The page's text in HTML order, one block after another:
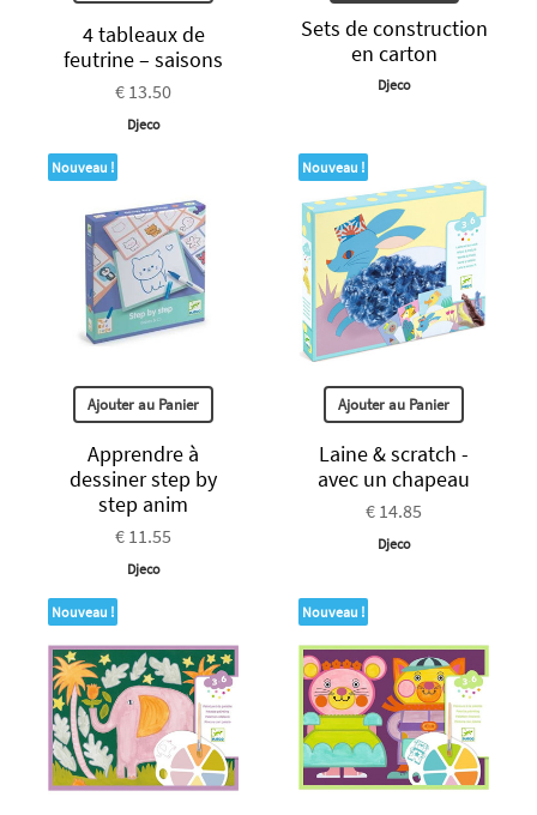
4 tableaux de
feutrine – saisons
€ 13.50
Djeco
Sets de construction
en carton
Djeco
Nouveau !
Ajouter au Panier
Apprendre à
dessiner step by
step anim
€ 11.55
Djeco
Nouveau !
Ajouter au Panier
Laine & scratch -
avec un chapeau
€ 14.85
Djeco
Nouveau ! Nouveau !